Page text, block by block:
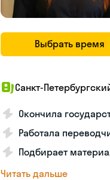
Выбрать время
Санкт-
Окончила
Работала
Подбирает
Читать дальше